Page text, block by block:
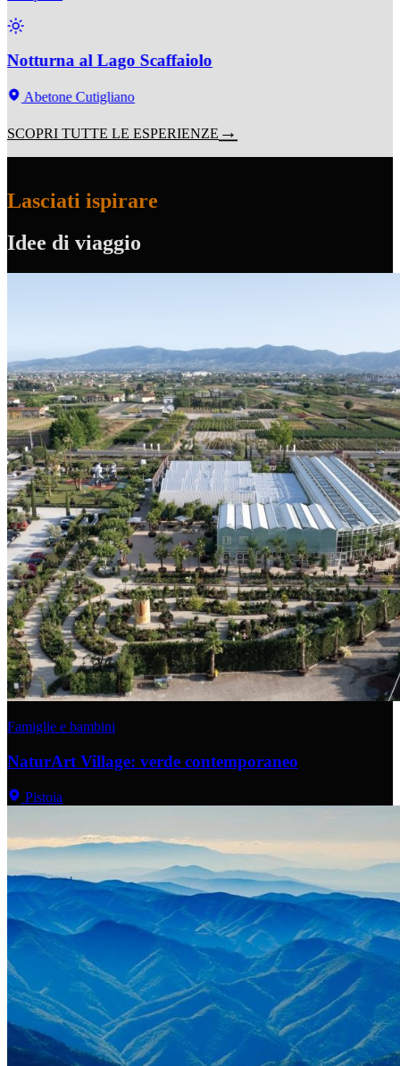
Notturna al Lago Scaffaiolo
Abetone Cutigliano
SCOPRI TUTTE LE ESPERIENZE
Lasciati ispirare
Idee di viaggio
Famiglie e bambini
NaturArt Village: verde contemporaneo
Pistoia